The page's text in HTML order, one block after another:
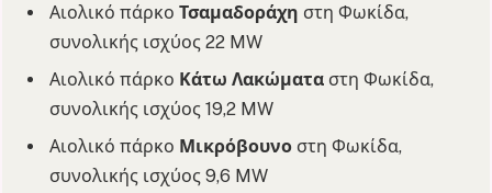
Αιολικό πάρκο Τσαμαδοράχη στη Φωκίδα,
συνολικής ισχύος 22 MW
Αιολικό πάρκο Κάτω Λακώματα στη Φωκίδα,
συνολικής ισχύος 19,2 MW
Αιολικό πάρκο Μικρόβουνο στη Φωκίδα,
συνολικής ισχύος 9,6 MW